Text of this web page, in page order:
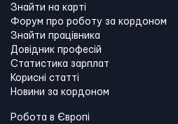
Знайти на карті
Форум про роботу за кордоном
Знайти працівника
Довідник професій
Статистика зарплат
Корисні статті
Новини за кордоном
Робота в Європі